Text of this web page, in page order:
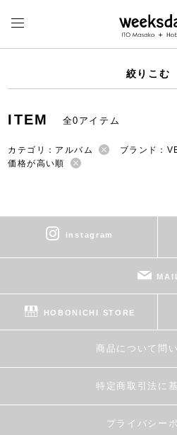
絞りこむ
ITEM 全0アイテム
カテゴリ：アルバム ブランド：
価格が高い順
instagram
MAIL
HOBONICHI STORE
商品について問
特定商取引法に
プライバシー